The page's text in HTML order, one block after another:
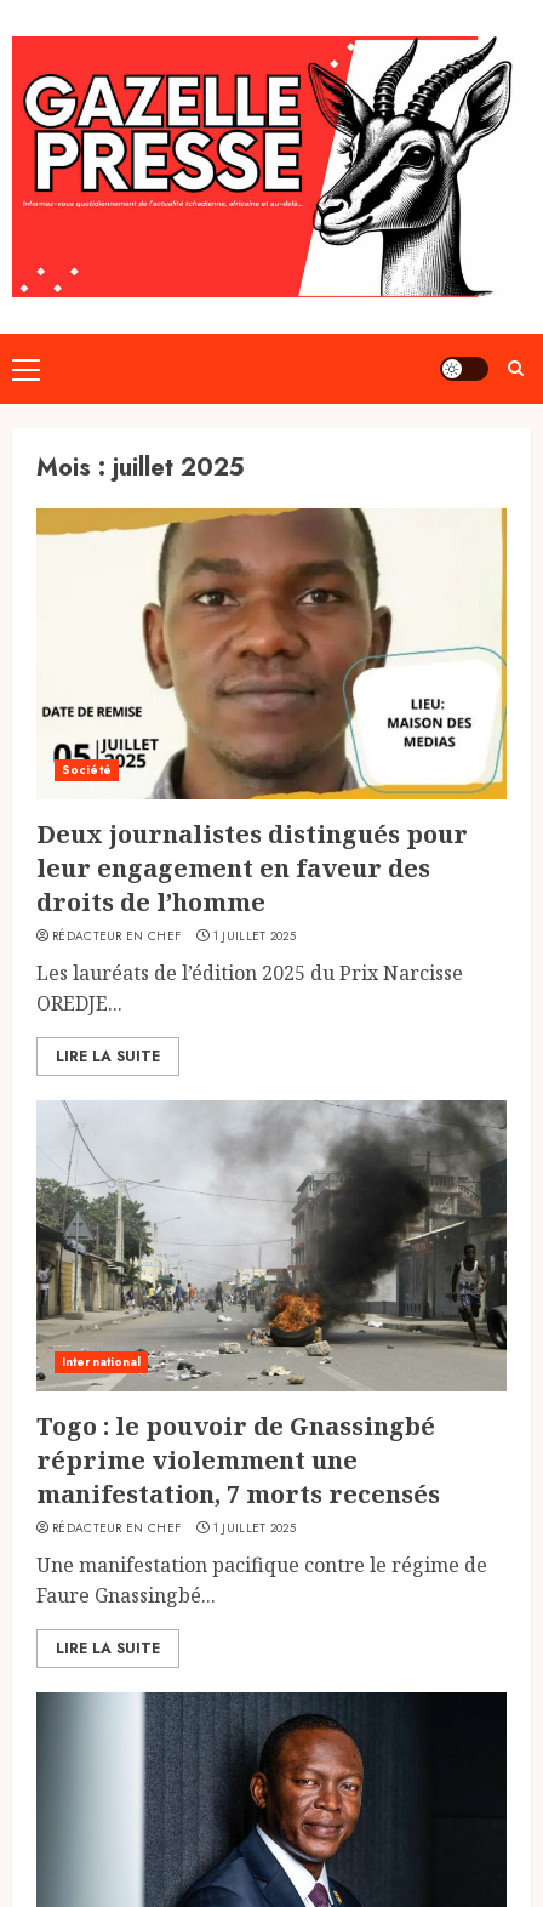
to
content
Primary
Menu
Mois : juillet 2025
Société
Deux journalistes distingués pour
leur engagement en faveur des
droits de l’homme
RÉDACTEUR EN CHEF 1 JUILLET 2025
Les lauréats de l’édition 2025 du Prix Narcisse
OREDJE...
LIRE LA SUITE
International
Togo : le pouvoir de Gnassingbé
réprime violemment une
manifestation, 7 morts recensés
RÉDACTEUR EN CHEF 1 JUILLET 2025
Une manifestation pacifique contre le régime de
Faure Gnassingbé...
LIRE LA SUITE